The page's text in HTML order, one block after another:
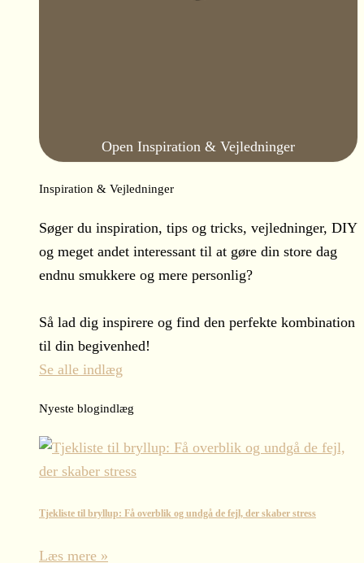
Open Inspiration & Vejledninger
Inspiration & Vejledninger
Søger du inspiration, tips og tricks, vejledninger, DIY
og meget andet interessant til at gøre din store dag
endnu smukkere og mere personlig?
Så lad dig inspirere og find den perfekte kombination
til din begivenhed!
Se alle indlæg
Nyeste blogindlæg
Tjekliste til bryllup: Få overblik og undgå de fejl, der skaber stress
Læs mere »